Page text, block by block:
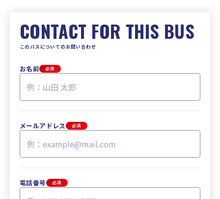
CONTACT FOR THIS BUS
このバスについてのお問い合わせ
お名前 必須
メールアドレス 必須
電話番号 必須